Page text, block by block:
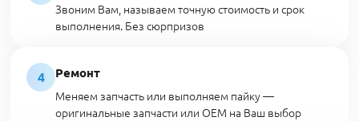
Звоним Вам, называем точную стоимость и срок
выполнения. Без сюрпризов
4
Ремонт
Меняем запчасть или выполняем пайку —
оригинальные запчасти или OEM на Ваш выбор